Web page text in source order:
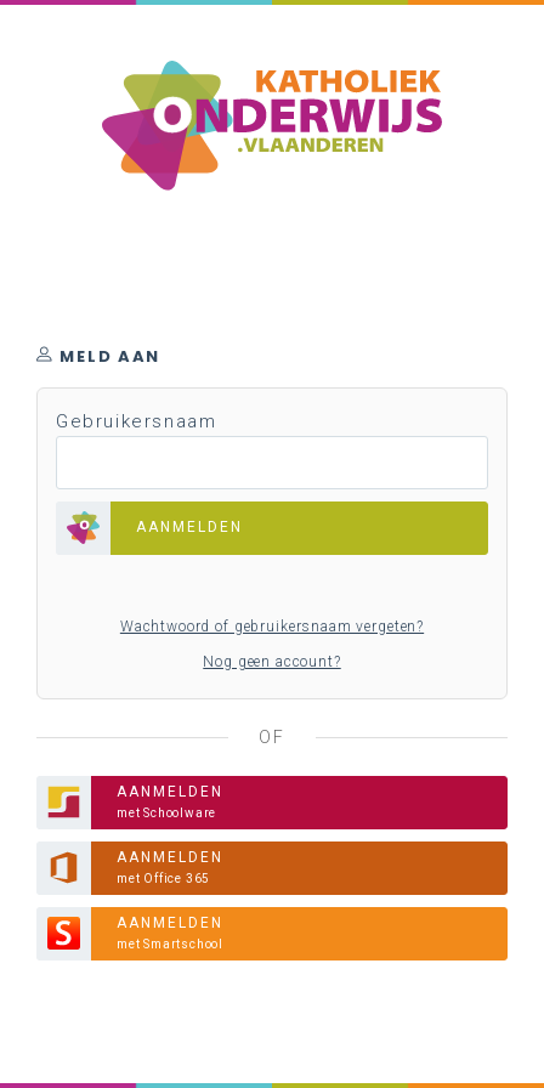
MELD AAN
Gebruikersnaam
AANMELDEN
Wachtwoord of gebruikersnaam vergeten?
Nog geen account?
OF
AANMELDEN
met Schoolware
AANMELDEN
met Office 365
AANMELDEN
met Smartschool